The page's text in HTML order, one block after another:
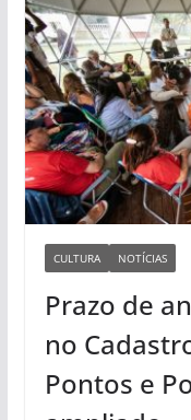
CULTURA NOTÍCIAS
Prazo de
no
Pontos e